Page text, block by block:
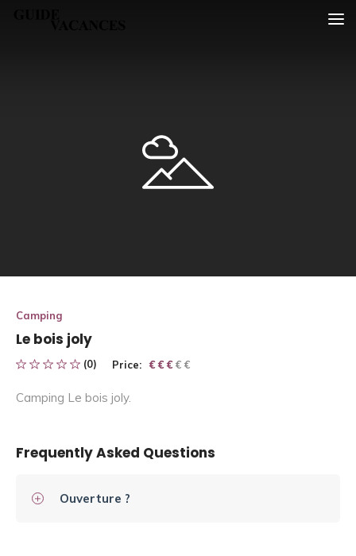
Camping
Le bois joly
(0) Price: € € € € €
€ € €
Camping Le bois joly.
Frequently Asked Questions
Ouverture ?